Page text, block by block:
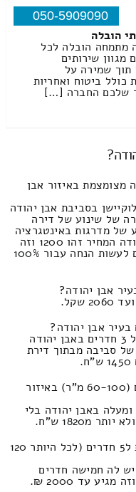
050-5909090
הובלה
מתמחה הובלה לכל
מגוון שירותים
תוך שמירה על
כולל ביטוח ואחריות
שלכם החברה […]
באיזור אבן
בסביבת אבן יהודה
של שינוע של דירה
של מדרגות באינטגרציה
של עבודות עבודת הרמה בעיר אבן יהודה המחיר זהו 1200 וזה
מגיע עד 520 שקלים חדשים. מחוייבים לעשות הנחה עבור 100%
עלותה של למען הובלת פריטים בית של 3 חדרים באבן יהודה
סביבה מבתוך דירת
כמה תעלה שינוע של בית של 4 חדרים (60-100 מ"ר) באיזור
של פריטים של 4 חדרים ומעלה באבן יהודה בלי
מה יעלה הובלת תכולת דירה שמיועדת ל5 חדרים (לכל היותר 120
לה חמישה חדרים